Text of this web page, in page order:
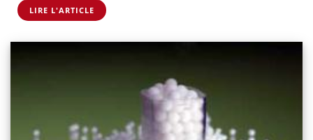
LIRE L'ARTICLE